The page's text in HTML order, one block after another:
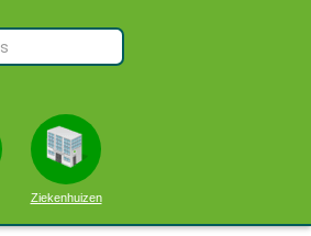
Ziekenhuizen